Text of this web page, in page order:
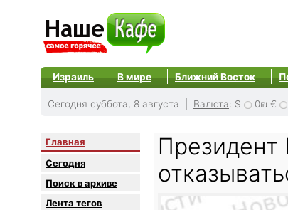
Израиль В мире Ближний Восток
Сегодня суббота, 8 августа | Валюта: $ 0₪ €
Главная
Сегодня
Поиск в архиве
Лента тегов
Президент